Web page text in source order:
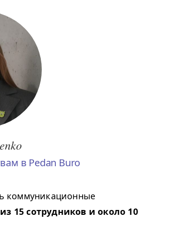
в Pedan Buro
коммуникационные
15 сотрудников и около 10